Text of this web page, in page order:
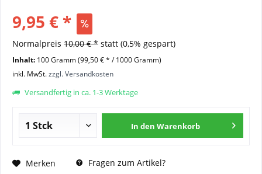
9,95 € *
Normalpreis 10,00 € * statt (0,5% gespart)
Inhalt: 100 Gramm (99,50 € * / 1000 Gramm)
inkl. MwSt.zzgl. Versandkosten
Versandfertig in ca. 1-3 Werktage
In den Warenkorb
Merken Fragen zum Artikel?